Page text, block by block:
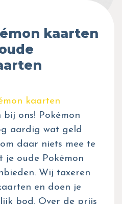
kaarten
kaarten
bij ons! Pokémon
aardig wat geld
daar niets mee te
je oude Pokémon
Wij taxeren
en doen je
bod. Over de prijs